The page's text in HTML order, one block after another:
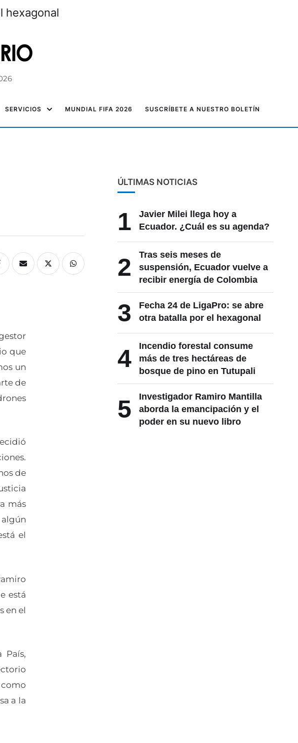
hexagonal
SERVICIOS MUNDIAL FIFA 2026 SUSCRÍBETE A NUESTRO BOLETÍN
que
un
de
de
más
algún
el
está
en el
País,
a la
ÚLTIMAS NOTICIAS
1
Javier Milei llega hoy a
Ecuador. ¿Cuál es su agenda?
2
Tras seis meses de
suspensión, Ecuador vuelve a
recibir energía de Colombia
3
Fecha 24 de LigaPro: se abre
otra batalla por el hexagonal
4
Incendio forestal consume
más de tres hectáreas de
bosque de pino en Tutupali
5
Investigador Ramiro Mantilla
aborda la emancipación y el
poder en su nuevo libro